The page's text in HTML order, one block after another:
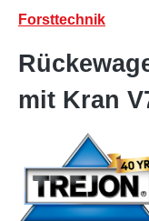
Forsttechnik
mit Kran